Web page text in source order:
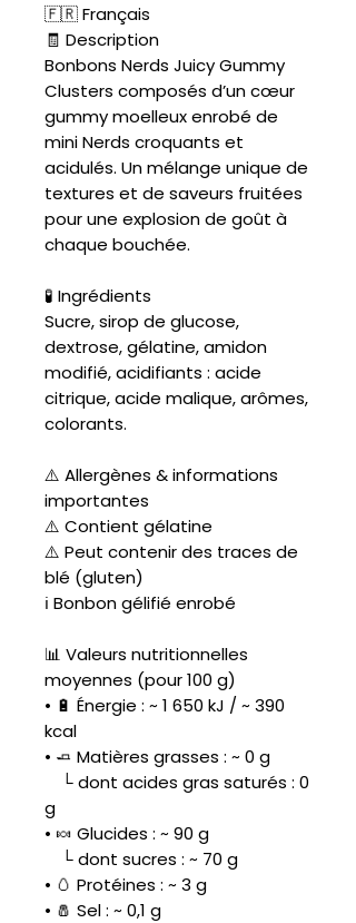
🇫🇷 Français
🧾 Description
Bonbons Nerds Juicy Gummy
Clusters composés d’un cœur
gummy moelleux enrobé de
mini Nerds croquants et
acidulés. Un mélange unique de
textures et de saveurs fruitées
pour une explosion de goût à
chaque bouchée.
🧪 Ingrédients
Sucre, sirop de glucose,
dextrose, gélatine, amidon
modifié, acidifiants : acide
citrique, acide malique, arômes,
colorants.
⚠️ Allergènes & informations
importantes
⚠️ Contient gélatine
⚠️ Peut contenir des traces de
blé (gluten)
ℹ️ Bonbon gélifié enrobé
📊 Valeurs nutritionnelles
moyennes (pour 100 g)
• 🔋 Énergie : ~ 1 650 kJ / ~ 390
kcal
• 🧈 Matières grasses : ~ 0 g
└ dont acides gras saturés : 0
g
• 🍬 Glucides : ~ 90 g
└ dont sucres : ~ 70 g
• 🥚 Protéines : ~ 3 g
• 🧂 Sel : ~ 0,1 g